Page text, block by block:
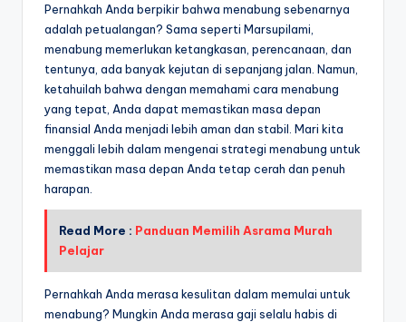
Pernahkah Anda berpikir bahwa menabung sebenarnya
adalah petualangan? Sama seperti Marsupilami,
menabung memerlukan ketangkasan, perencanaan, dan
tentunya, ada banyak kejutan di sepanjang jalan. Namun,
ketahuilah bahwa dengan memahami cara menabung
yang tepat, Anda dapat memastikan masa depan
finansial Anda menjadi lebih aman dan stabil. Mari kita
menggali lebih dalam mengenai strategi menabung untuk
memastikan masa depan Anda tetap cerah dan penuh
harapan.
Read More : Panduan Memilih Asrama Murah
Pelajar
Pernahkah Anda merasa kesulitan dalam memulai untuk
menabung? Mungkin Anda merasa gaji selalu habis di